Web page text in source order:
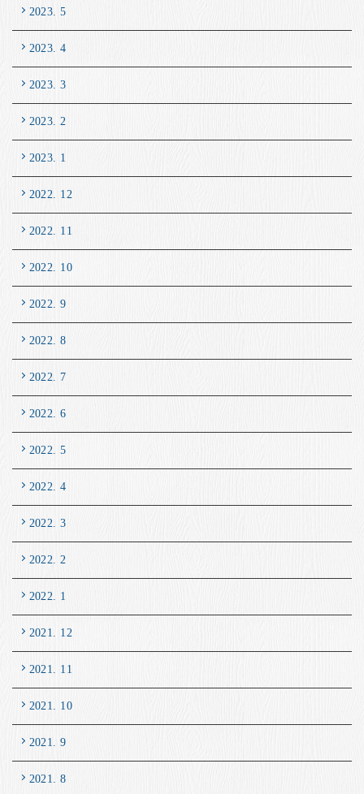
2023. 5
2023. 4
2023. 3
2023. 2
2023. 1
2022. 12
2022. 11
2022. 10
2022. 9
2022. 8
2022. 7
2022. 6
2022. 5
2022. 4
2022. 3
2022. 2
2022. 1
2021. 12
2021. 11
2021. 10
2021. 9
2021. 8